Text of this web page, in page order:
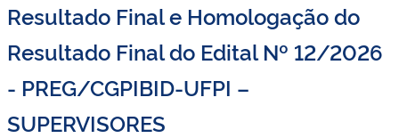
Resultado Final e Homologação do
Resultado Final do Edital Nº 12/2026
- PREG/CGPIBID-UFPI –
SUPERVISORES